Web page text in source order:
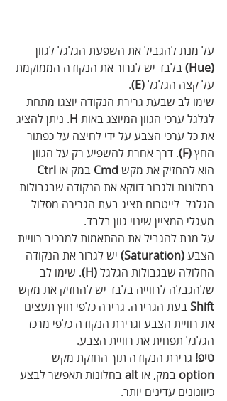
על מנת להגביל את השפעת הגלגל לגוון
(Hue)
בלבד יש לגרור את הנקודה הממוקמת
על קצה הגלגל (E)
.
שימו לב שבעת גרירת הנקודה יוצגו מתחת
לגלגל ערכי הגוון המיוצג באות H. ניתן להציג
את כל ערכי הצבע על ידי לחיצה על כפתור
החץ (F)
. דרך אחרת להשפיע רק על הגוון
הוא להחזיק את מקש Cmd במק או Ctrl
בחלונות ולגרור דווקא את הנקודה שבגבולות
הגלגל- לייטרום תציג בעת הגרירה מסלול
מעגלי המציין שינוי גוון בלבד.
על מנת להגביל את ההתאמות למרכיב רוויית
הצבע (Saturation)
יש לגרור את הנקודה
החלולה שבגבולות הגלגל (H)
. שימו לב
שלהגבלה לרווייה בלבד יש להחזיק את מקש
Shift בעת הגרירה. גרירה כלפי חוץ תעצים
את רוויית הצבע וגרירת הנקודה כלפי מרכז
הגלגל תפחית את רוויית הצבע.
טיפ! גרירת הנקודה תוך החזקת מקש
option במק, או alt בחלונות תאפשר לבצע
כיוונונים עדינים יותר.